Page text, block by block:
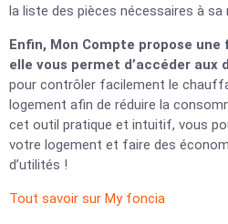
la liste des pièces nécessaires à sa
Enfin, Mon Compte propose
elle vous permet d’accéder aux
pour contrôler facilement le
logement afin de réduire la
cet outil pratique et intuitif, vous
votre logement et faire des
d’utilités !
Tout savoir sur My foncia